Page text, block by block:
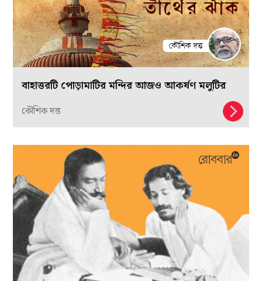
বাহাত্তরটি পোড়ামাটির মন্দির আজও আকর্ষণ মলুটির
কৌশিক দত্ত